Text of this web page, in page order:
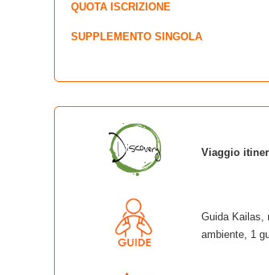
QUOTA ISCRIZIONE
SUPPLEMENTO SINGOLA
Viaggio
Guida Kailas,
ambiente, 1